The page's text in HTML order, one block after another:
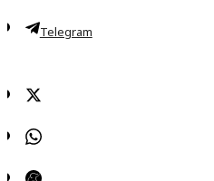
Telegram